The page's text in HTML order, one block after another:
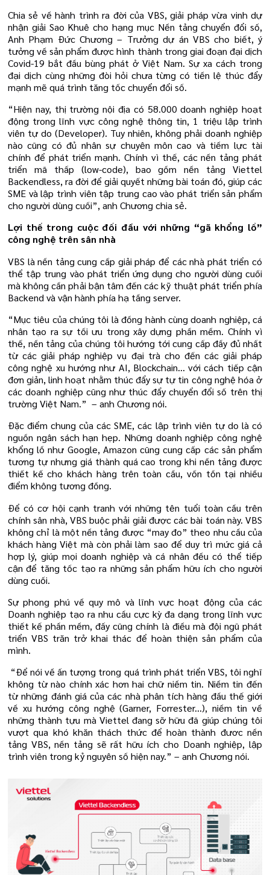
Chia sẻ về hành trình ra đời của VBS, giải pháp vừa vinh dự
nhận giải Sao Khuê cho hạng mục Nền tảng chuyển đổi số,
Anh Phạm Đức Chương – Trưởng dự án VBS cho biết, ý
tưởng về sản phẩm được hình thành trong giai đoạn đại dịch
Covid-19 bắt đầu bùng phát ở Việt Nam. Sự xa cách trong
đại dịch cùng những đòi hỏi chưa từng có tiền lệ thúc đẩy
mạnh mẽ quá trình tăng tốc chuyển đổi số.
“Hiện nay, thị trường nội địa có 58.000 doanh nghiệp hoạt
động trong lĩnh vực công nghệ thông tin, 1 triệu lập trình
viên tự do (Developer). Tuy nhiên, không phải doanh nghiệp
nào cũng có đủ nhân sự chuyên môn cao và tiềm lực tài
chính để phát triển mạnh. Chính vì thế, các nền tảng phát
triển mã thấp (low-code), bao gồm nền tảng Viettel
Backendless, ra đời để giải quyết những bài toán đó, giúp các
SME và lập trình viên tập trung cao vào phát triển sản phẩm
cho người dùng cuối”, anh Chương chia sẻ.
Lợi thế trong cuộc đối đầu với những “gã khổng lồ”
công nghệ trên sân nhà
VBS là nền tảng cung cấp giải pháp để các nhà phát triển có
thể tập trung vào phát triển ứng dụng cho người dùng cuối
mà không cần phải bận tâm đến các kỹ thuật phát triển phía
Backend và vận hành phía hạ tầng server.
“Mục tiêu của chúng tôi là đồng hành cùng doanh nghiệp, cá
nhân tạo ra sự tối ưu trong xây dựng phần mềm. Chính vì
thế, nền tảng của chúng tôi hướng tới cung cấp đầy đủ nhất
từ các giải pháp nghiệp vụ đại trà cho đến các giải pháp
công nghệ xu hướng như AI, Blockchain... với cách tiếp cận
đơn giản, linh hoạt nhằm thúc đẩy sự tự tin công nghệ hóa ở
các doanh nghiệp cũng như thúc đẩy chuyển đổi số trên thị
trường Việt Nam.” – anh Chương nói.
Đặc điểm chung của các SME, các lập trình viên tự do là có
nguồn ngân sách hạn hẹp. Những doanh nghiệp công nghệ
khổng lồ như Google, Amazon cũng cung cấp các sản phẩm
tương tự nhưng giá thành quá cao trong khi nền tảng được
thiết kế cho khách hàng trên toàn cầu, vốn tồn tại nhiều
điểm không tương đồng.
Để có cơ hội cạnh tranh với những tên tuổi toàn cầu trên
chính sân nhà, VBS buộc phải giải được các bài toán này. VBS
không chỉ là một nền tảng được “may đo” theo nhu cầu của
khách hàng Việt mà còn phải làm sao để duy trì mức giá cả
hợp lý, giúp mọi doanh nghiệp và cá nhân đều có thể tiếp
cận để tăng tốc tạo ra những sản phẩm hữu ích cho người
dùng cuối.
Sự phong phú về quy mô và lĩnh vực hoạt động của các
Doanh nghiệp tạo ra nhu cầu cực kỳ đa dạng trong lĩnh vực
thiết kế phần mềm, đấy cũng chính là điều mà đội ngũ phát
triển VBS trăn trở khai thác để hoàn thiện sản phẩm của
mình.
“Để nói về ấn tượng trong quá trình phát triển VBS, tôi nghĩ
không từ nào chính xác hơn hai chữ niềm tin. Niềm tin đến
từ những đánh giá của các nhà phân tích hàng đầu thế giới
về xu hướng công nghệ (Garner, Forrester...), niềm tin về
những thành tựu mà Viettel đang sỡ hữu đã giúp chúng tôi
vượt qua khó khăn thách thức để hoàn thành đươc nền
tảng VBS, nền tảng sẽ rất hữu ích cho Doanh nghiệp, lập
trình viên trong kỷ nguyên số hiện nay.” – anh Chương nói.